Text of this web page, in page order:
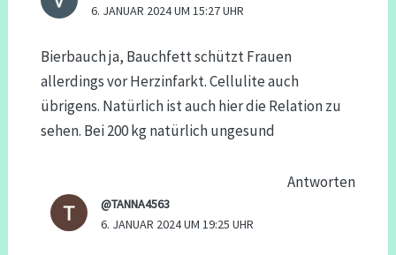
6. JANUAR 2024 UM 15:27 UHR
Bierbauch ja, Bauchfett schützt Frauen
allerdings vor Herzinfarkt. Cellulite auch
übrigens. Natürlich ist auch hier die Relation zu
sehen. Bei 200 kg natürlich ungesund
Antworten
@TANNA4563
6. JANUAR 2024 UM 19:25 UHR